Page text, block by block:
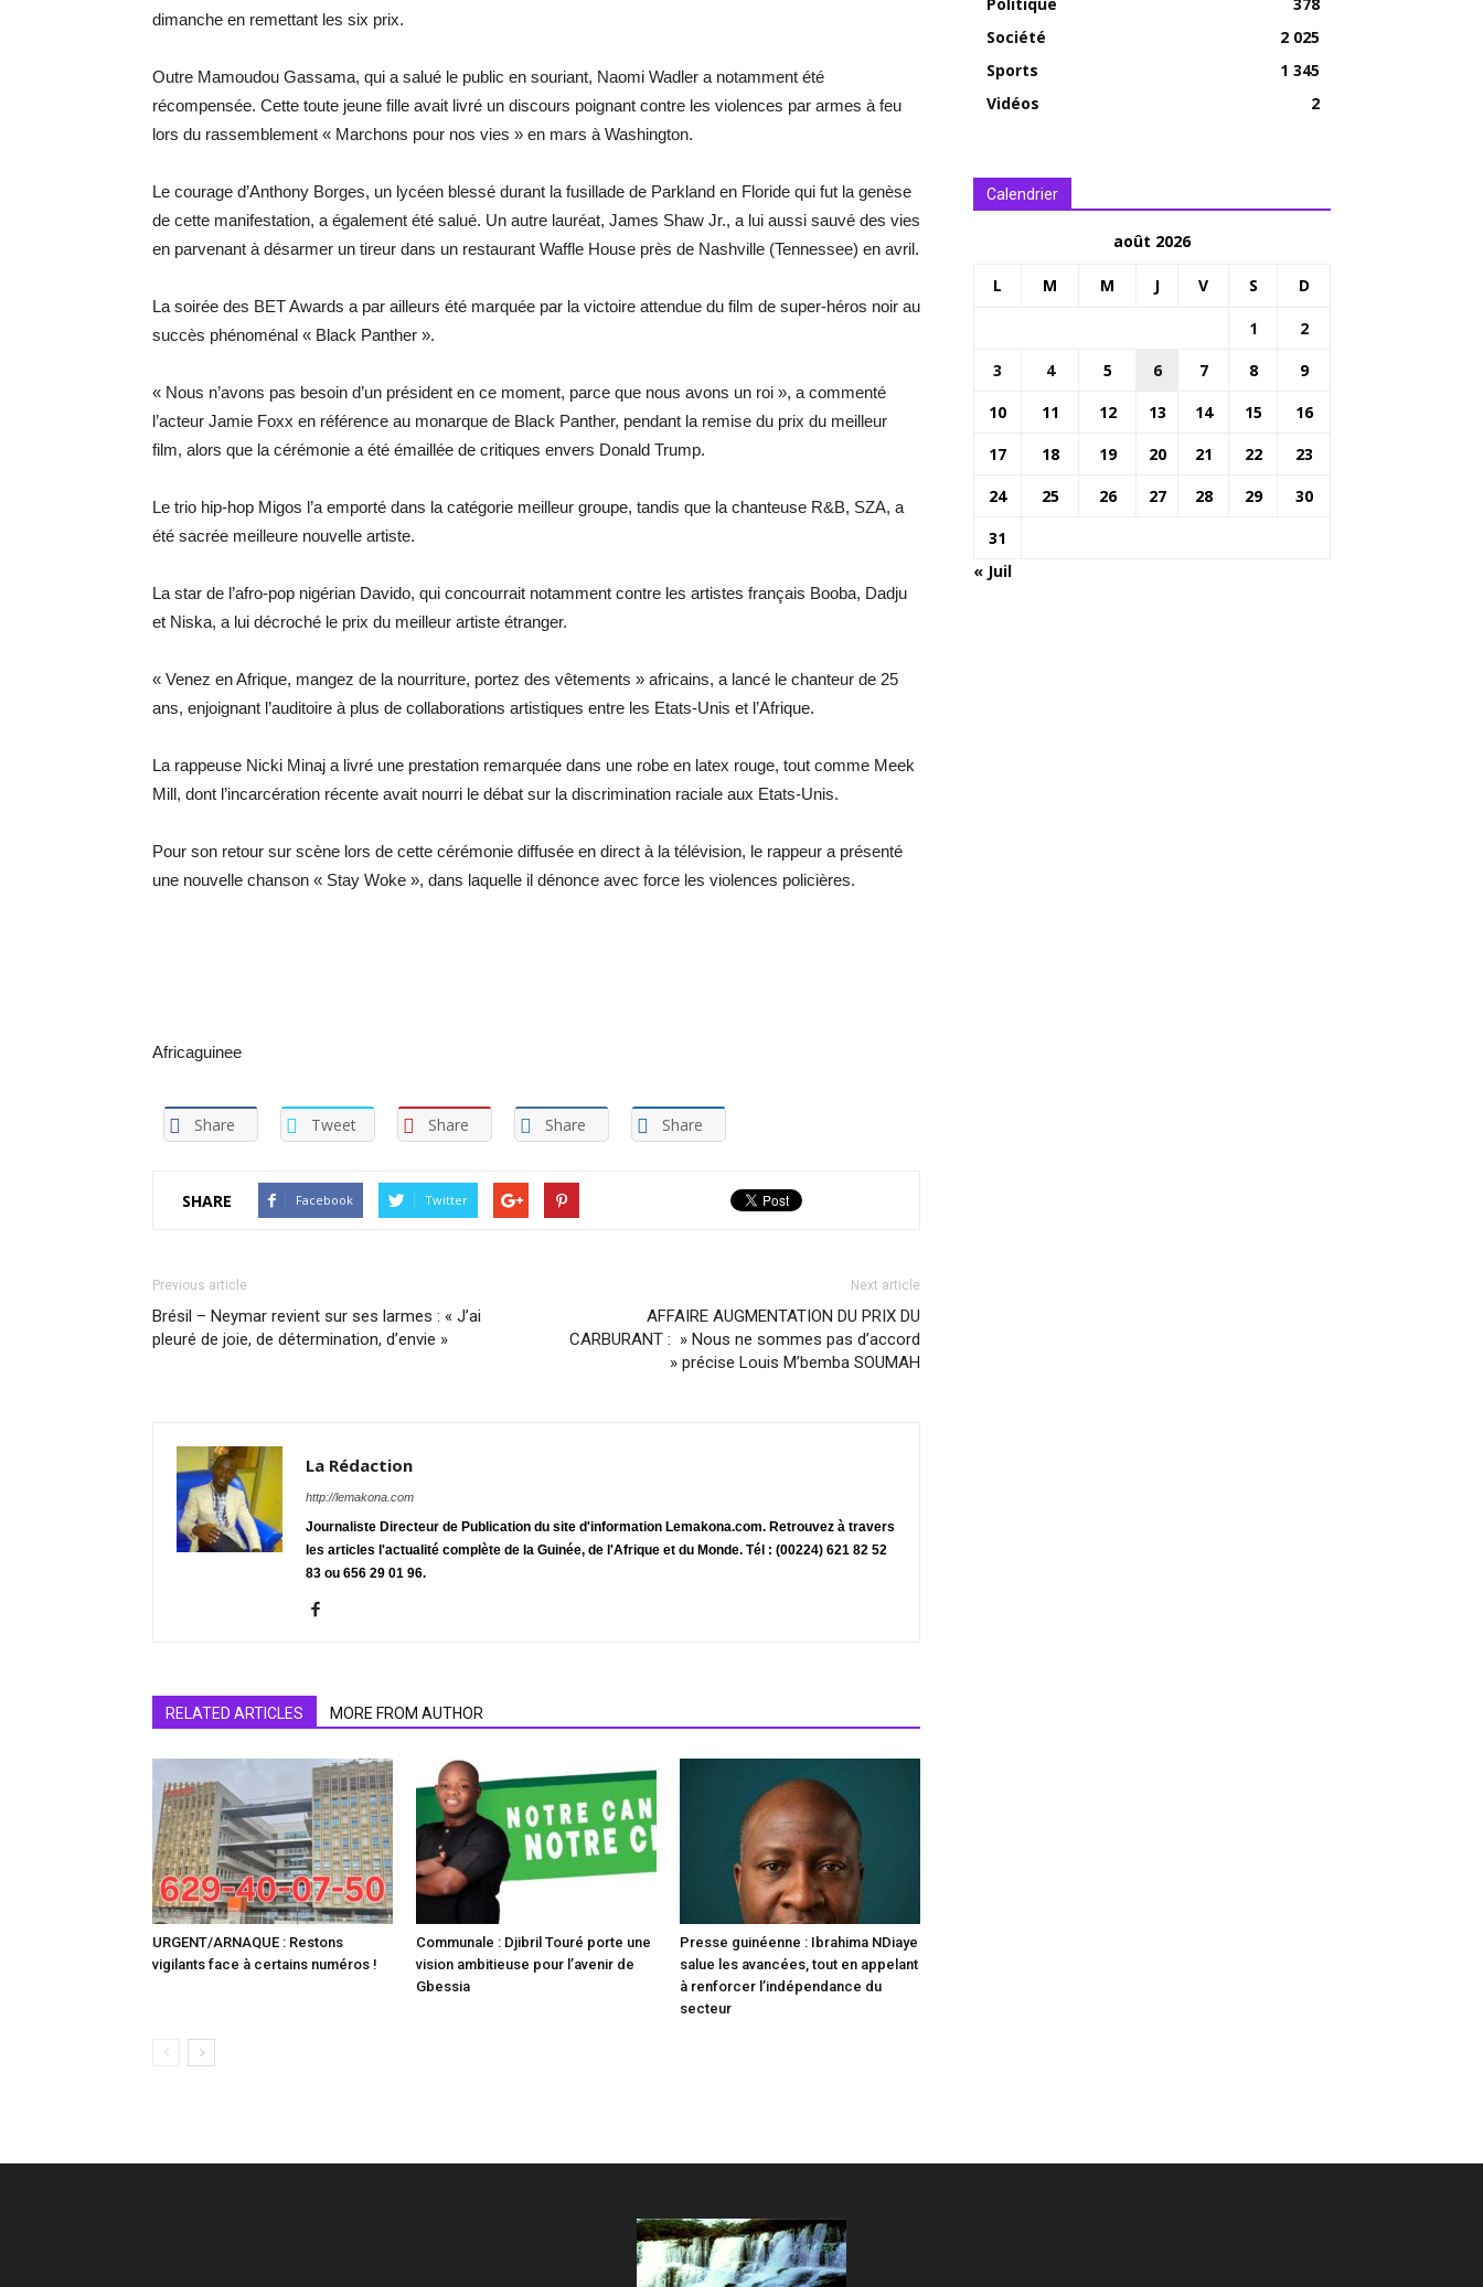
dimanche en remettant les six prix.
Outre Mamoudou Gassama, qui a salué le public en souriant, Naomi Wadler a notamment été
récompensée. Cette toute jeune fille avait livré un discours poignant contre les violences par armes à feu
lors du rassemblement « Marchons pour nos vies » en mars à Washington.
Le courage d’Anthony Borges, un lycéen blessé durant la fusillade de Parkland en Floride qui fut la genèse
de cette manifestation, a également été salué. Un autre lauréat, James Shaw Jr., a lui aussi sauvé des vies
en parvenant à désarmer un tireur dans un restaurant Waffle House près de Nashville (Tennessee) en avril.
La soirée des BET Awards a par ailleurs été marquée par la victoire attendue du film de super-héros noir au
succès phénoménal « Black Panther ».
« Nous n’avons pas besoin d’un président en ce moment, parce que nous avons un roi », a commenté
l’acteur Jamie Foxx en référence au monarque de Black Panther, pendant la remise du prix du meilleur
film, alors que la cérémonie a été émaillée de critiques envers Donald Trump.
Le trio hip-hop Migos l’a emporté dans la catégorie meilleur groupe, tandis que la chanteuse R&B, SZA, a
été sacrée meilleure nouvelle artiste.
La star de l’afro-pop nigérian Davido, qui concourrait notamment contre les artistes français Booba, Dadju
et Niska, a lui décroché le prix du meilleur artiste étranger.
« Venez en Afrique, mangez de la nourriture, portez des vêtements » africains, a lancé le chanteur de 25
ans, enjoignant l’auditoire à plus de collaborations artistiques entre les Etats-Unis et l’Afrique.
La rappeuse Nicki Minaj a livré une prestation remarquée dans une robe en latex rouge, tout comme Meek
Mill, dont l’incarcération récente avait nourri le débat sur la discrimination raciale aux Etats-Unis.
Pour son retour sur scène lors de cette cérémonie diffusée en direct à la télévision, le rappeur a présenté
une nouvelle chanson « Stay Woke », dans laquelle il dénonce avec force les violences policières.
Africaguinee
Share Tweet Share Share Share
SHARE Facebook Twitter
Previous article
Brésil – Neymar revient sur ses larmes : « J’ai
pleuré de joie, de détermination, d’envie »
Next article
AFFAIRE AUGMENTATION DU PRIX DU
CARBURANT : » Nous ne sommes pas d’accord
» précise Louis M’bemba SOUMAH
La Rédaction
http://lemakona.com
Journaliste Directeur de Publication du site d'information Lemakona.com. Retrouvez à travers
les articles l'actualité complète de la Guinée, de l'Afrique et du Monde. Tél : (00224) 621 82 52
83 ou 656 29 01 96.
RELATED ARTICLES MORE FROM AUTHOR
URGENT/ARNAQUE : Restons
vigilants face à certains numéros !
Communale : Djibril Touré porte une
vision ambitieuse pour l’avenir de
Gbessia
Presse guinéenne : Ibrahima NDiaye
salue les avancées, tout en appelant
à renforcer l’indépendance du
secteur
Politique
378
Société
2 025
Sports
1 345
Vidéos
2
Calendrier
août 2026
L M M J V S D
1
2
3
4 5 6 7 8
9
10
11 12 13 14 15
16
17
18 19 20 21 22
23
24
25 26 27 28 29
30
31
« Juil